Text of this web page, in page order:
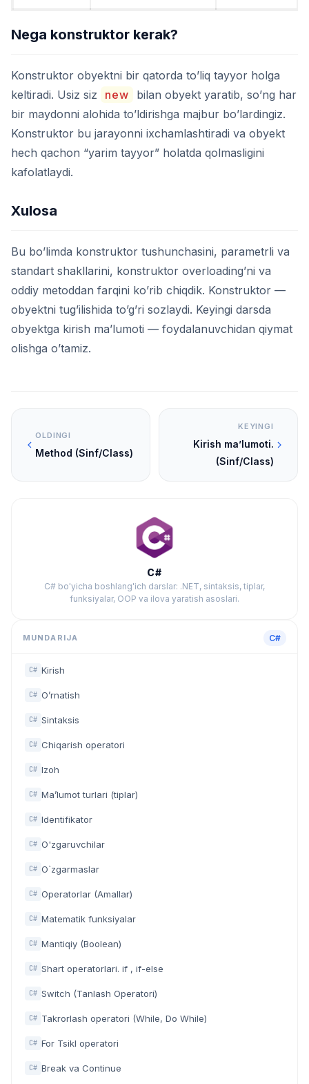
Nega konstruktor kerak?
Konstruktor obyektni bir qatorda to’liq tayyor holga
keltiradi. Usiz siz
new
bilan obyekt yaratib, so’ng har
bir maydonni alohida to’ldirishga majbur bo’lardingiz.
Konstruktor bu jarayonni ixchamlashtiradi va obyekt
hech qachon “yarim tayyor” holatda qolmasligini
kafolatlaydi.
Xulosa
Bu bo’limda konstruktor tushunchasini, parametrli va
standart shakllarini, konstruktor overloading’ni va
oddiy metoddan farqini ko’rib chiqdik. Konstruktor —
obyektni tug’ilishida to’g’ri sozlaydi. Keyingi darsda
obyektga kirish ma’lumoti — foydalanuvchidan qiymat
olishga o’tamiz.
OLDINGI
Method (Sinf/Class)
KEYINGI
Kirish ma’lumoti.
(Sinf/Class)
C#
C# bo'yicha boshlang'ich darslar: .NET, sintaksis, tiplar,
funksiyalar, OOP va ilova yaratish asoslari.
MUNDARIJA C#
C# Kirish
C# O’rnatish
C# Sintaksis
C# Chiqarish operatori
C# Izoh
C# Ma’lumot turlari (tiplar)
C# Identifikator
C# O'zgaruvchilar
C# O`zgarmaslar
C# Operatorlar (Amallar)
C# Matematik funksiyalar
C# Mantiqiy (Boolean)
C# Shart operatorlari. if , if-else
C# Switch (Tanlash Operatori)
C# Takrorlash operatori (While, Do While)
C# For Tsikl operatori
C# Break va Continue